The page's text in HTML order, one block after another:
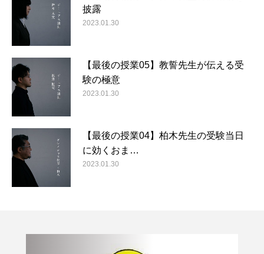
披露
2023.01.30
【最後の授業05】教誓先生が伝える受
験の極意
2023.01.30
【最後の授業04】柏木先生の受験当日
に効くおま…
2023.01.30